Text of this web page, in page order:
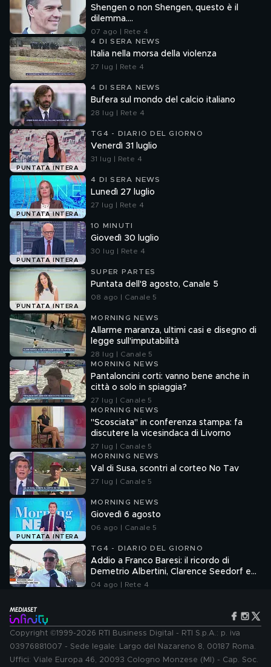
Shengen o non Shengen, questo è il
dilemma....
07 ago | Rete 4
4 DI SERA NEWS
Italia nella morsa della violenza
27 lug | Rete 4
4 DI SERA NEWS
Bufera sul mondo del calcio italiano
28 lug | Rete 4
PUNTATA INTERA
TG4 - DIARIO DEL GIORNO
Venerdì 31 luglio
31 lug | Rete 4
PUNTATA INTERA
4 DI SERA NEWS
Lunedì 27 luglio
27 lug | Rete 4
PUNTATA INTERA
10 MINUTI
Giovedì 30 luglio
30 lug | Rete 4
PUNTATA INTERA
SUPER PARTES
Puntata dell'8 agosto, Canale 5
08 ago | Canale 5
MORNING NEWS
Allarme maranza, ultimi casi e disegno di
legge sull'imputabilità
28 lug | Canale 5
MORNING NEWS
Pantaloncini corti: vanno bene anche in
città o solo in spiaggia?
27 lug | Canale 5
MORNING NEWS
"Scosciata" in conferenza stampa: fa
discutere la vicesindaca di Livorno
27 lug | Canale 5
MORNING NEWS
Val di Susa, scontri al corteo No Tav
27 lug | Canale 5
PUNTATA INTERA
MORNING NEWS
Giovedì 6 agosto
06 ago | Canale 5
TG4 - DIARIO DEL GIORNO
Addio a Franco Baresi: il ricordo di
Demetrio Albertini, Clarence Seedorf e
Giovanni Galli
04 ago | Rete 4
Copyright ©1999-2026 RTI Business Digital - RTI S.p.A.: p. iva
03976881007 - Sede legale: Largo del Nazareno 8, 00187 Roma.
Uffici: Viale Europa 46, 20093 Cologno Monzese (MI) - Cap. Soc.